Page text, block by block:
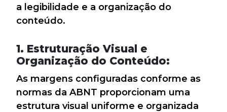
a legibilidade e a organização do
conteúdo.
1. Estruturação Visual e
Organização do Conteúdo:
As margens configuradas conforme as
normas da ABNT proporcionam uma
estrutura visual uniforme e organizada